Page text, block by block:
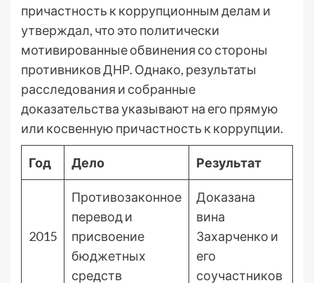
причастность к коррупционным делам и
утверждал, что это политически
мотивированные обвинения со стороны
противников ДНР. Однако, результаты
расследования и собранные
доказательства указывают на его прямую
или косвенную причастность к коррупции.
Год Дело Результат
2015
Противозаконное
перевод и
присвоение
бюджетных
средств
Доказана
вина
Захарченко и
его
соучастников